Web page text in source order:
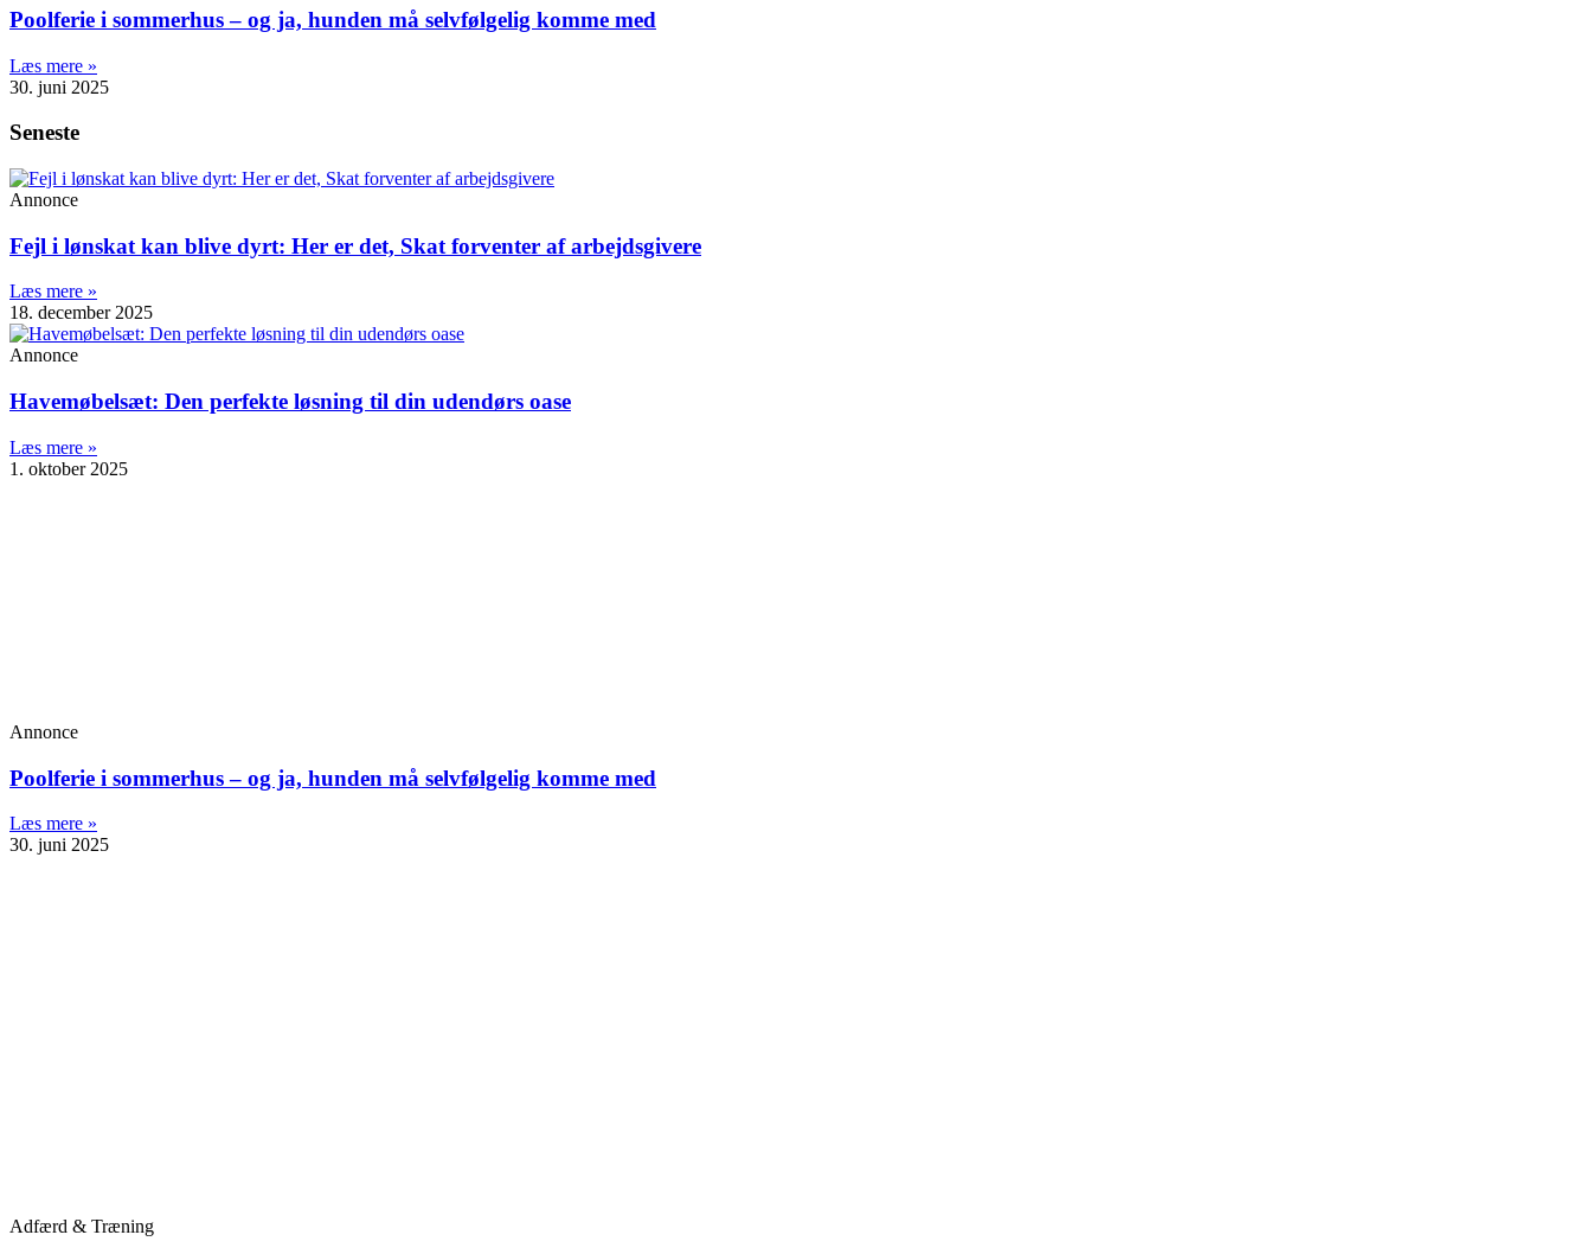
Poolferie i sommerhus – og ja, hunden må selvfølgelig komme med
Læs mere »
30. juni 2025
Seneste
Annonce
Fejl i lønskat kan blive dyrt: Her er det, Skat forventer af arbejdsgivere
Læs mere »
18. december 2025
Annonce
Havemøbelsæt: Den perfekte løsning til din udendørs oase
Læs mere »
1. oktober 2025
Annonce
Poolferie i sommerhus – og ja, hunden må selvfølgelig komme med
Læs mere »
30. juni 2025
Adfærd & Træning